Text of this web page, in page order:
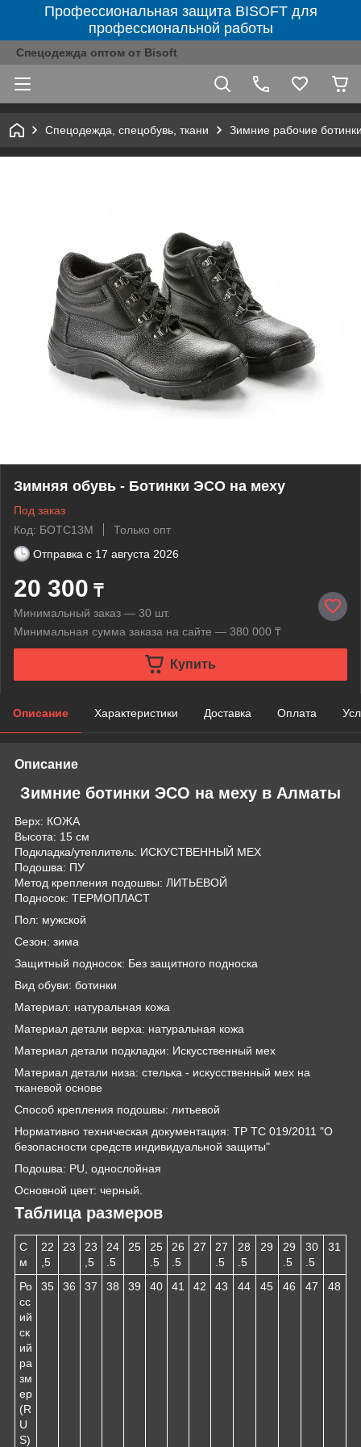
Профессиональная защита BISOFT для
профессиональной работы
Спецодежда оптом от Bisoft
Спецодежда, спецобувь, ткани Зимние рабочие
Зимняя обувь - Ботинки ЭСО на меху
Под заказ
Код: БОТС13М
Только опт
Отправка с 17 августа 2026
20 300 ₸
Минимальный заказ — 30 шт.
Минимальная сумма заказа на сайте — 380 000 ₸
Купить
Описание Характеристики Доставка Оплата
Описание
Зимние ботинки ЭСО на меху в Алматы
Верх: КОЖА
Высота: 15 см
Подкладка/утеплитель: ИСКУСТВЕННЫЙ МЕХ
Подошва: ПУ
Метод крепления подошвы: ЛИТЬЕВОЙ
Подносок: ТЕРМОПЛАСТ
Пол: мужской
Сезон: зима
Защитный подносок: Без защитного подноска
Вид обуви: ботинки
Материал: натуральная кожа
Материал детали верха: натуральная кожа
Материал детали подкладки: Искусственный мех
Материал детали низа: стелька - искусственный мех на
тканевой основе
Способ крепления подошвы: литьевой
Нормативно техническая документация: ТР ТС 019/2011 "О
безопасности средств индивидуальной защиты"
Подошва: PU, однослойная
Основной цвет: черный.
Таблица размеров
С
м
22
,5
23
23
,5
24
.5
25
25
.5
26
.5
27
27
.5
28
.5
29
29
.5
30
.5
31
Ро
сс
ий
ск
ий
ра
зм
ер
(R
U
S)
35 36 37 38 39 40 41 42 43 44 45 46 47 48